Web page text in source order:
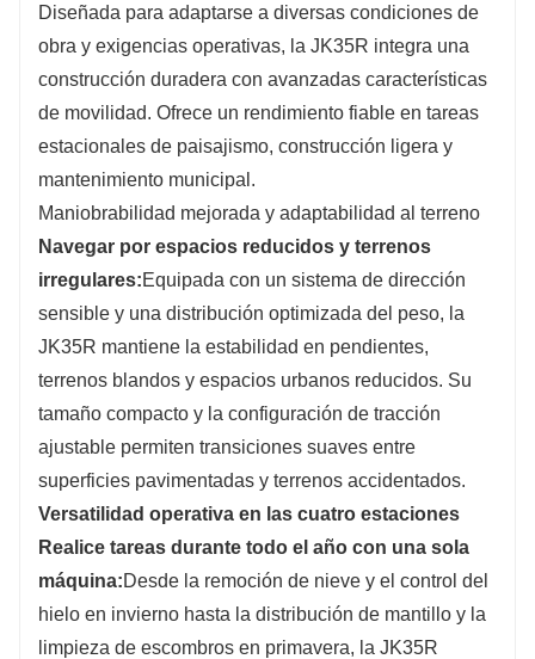
Diseñada para adaptarse a diversas condiciones de
obra y exigencias operativas, la JK35R integra una
construcción duradera con avanzadas características
de movilidad. Ofrece un rendimiento fiable en tareas
estacionales de paisajismo, construcción ligera y
mantenimiento municipal.
Maniobrabilidad mejorada y adaptabilidad al terreno
Navegar por espacios reducidos y terrenos
irregulares:Equipada con un sistema de dirección
sensible y una distribución optimizada del peso, la
JK35R mantiene la estabilidad en pendientes,
terrenos blandos y espacios urbanos reducidos. Su
tamaño compacto y la configuración de tracción
ajustable permiten transiciones suaves entre
superficies pavimentadas y terrenos accidentados.
Versatilidad operativa en las cuatro estaciones
Realice tareas durante todo el año con una sola
máquina:Desde la remoción de nieve y el control del
hielo en invierno hasta la distribución de mantillo y la
limpieza de escombros en primavera, la JK35R